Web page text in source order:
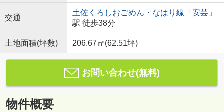
交通
土佐くろしおごめん・なはり線 「 安芸」
駅 徒歩38分
土地面積(坪数) 206.67㎡(62.51坪)
お問い合わせ(無料)
物件概要